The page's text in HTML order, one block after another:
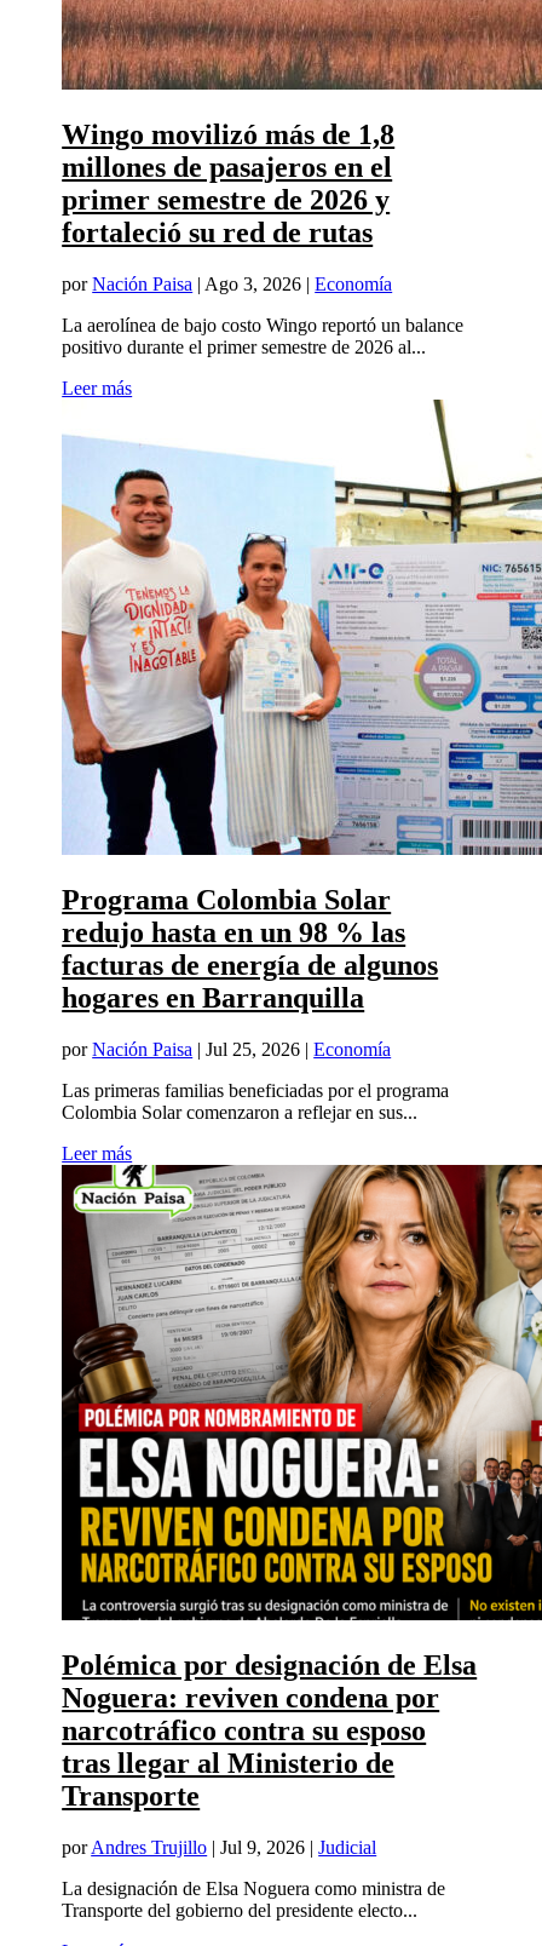
Wingo movilizó más de 1,8
millones de pasajeros en el
primer semestre de 2026 y
fortaleció su red de rutas
porNación Paisa | Ago 3, 2026 |Economía
La aerolínea de bajo costo Wingo reportó un balance
positivo durante el primer semestre de 2026 al...
Leer más
Programa Colombia Solar
redujo hasta en un 98 % las
facturas de energía de algunos
hogares en Barranquilla
porNación Paisa |Jul 25, 2026 |Economía
Las primeras familias beneficiadas por el programa
Colombia Solar comenzaron a reflejar en sus...
Leer más
Polémica por designación de Elsa
Noguera: reviven condena por
narcotráfico contra su esposo
tras llegar al Ministerio de
Transporte
porAndres Trujillo |Jul 9, 2026 |Judicial
La designación de Elsa Noguera como ministra de
Transporte del gobierno del presidente electo...